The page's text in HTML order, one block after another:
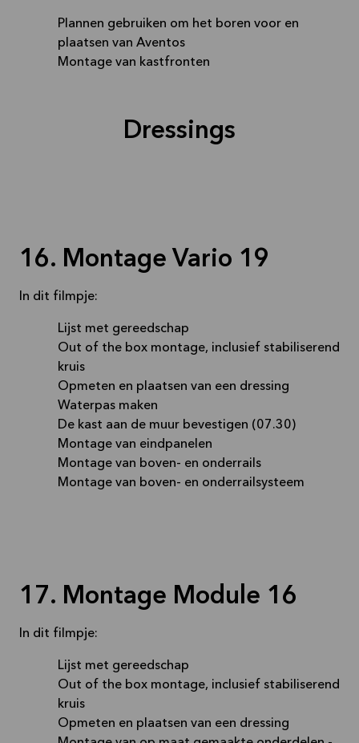
Plannen gebruiken om het boren voor en
plaatsen van Aventos
Montage van kastfronten
Dressings
16. Montage Vario 19
In dit filmpje:
Lijst met gereedschap
Out of the box montage, inclusief stabiliserend
kruis
Opmeten en plaatsen van een dressing
Waterpas maken
De kast aan de muur bevestigen (07.30)
Montage van eindpanelen
Montage van boven- en onderrails
Montage van boven- en onderrailsysteem
17. Montage Module 16
In dit filmpje:
Lijst met gereedschap
Out of the box montage, inclusief stabiliserend
kruis
Opmeten en plaatsen van een dressing